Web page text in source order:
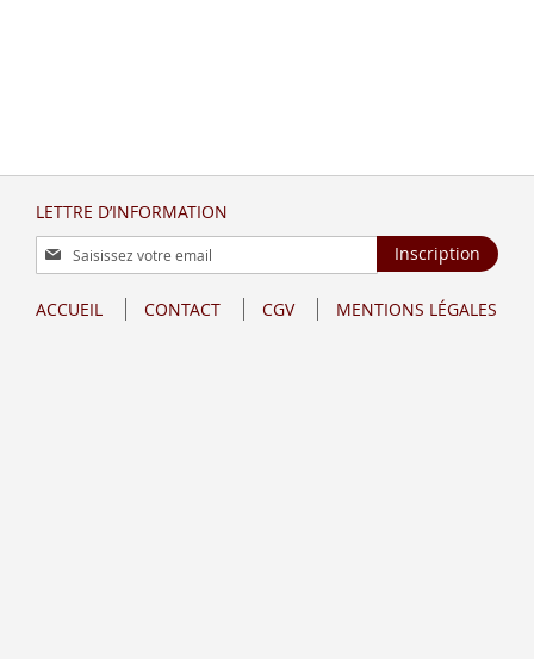
LETTRE D’INFORMATION
Inscription
à
lettre
Inscription
ACCUEIL CONTACT CGV MENTIONS LÉGALES